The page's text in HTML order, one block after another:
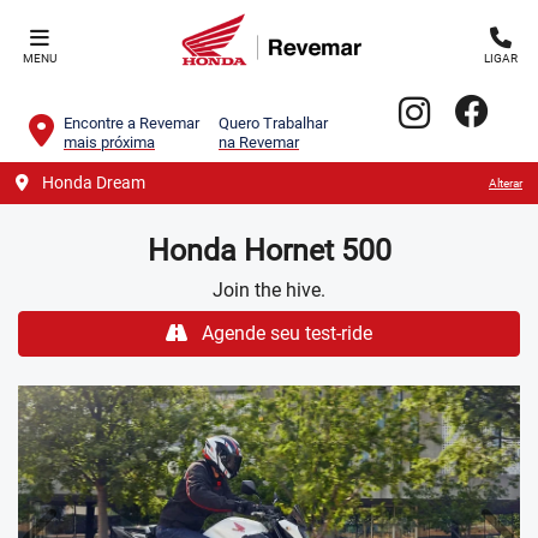
MENU LIGAR
Encontre a Revemar
mais próxima
Quero Trabalhar
na Revemar
Honda Dream Alterar
HondaHornet 500
Join the hive.
Agende seu test-ride